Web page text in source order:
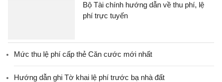
Bộ Tài chính hướng dẫn về thu phí, lệ
phí trực tuyến
Mức thu lệ phí cấp thẻ Căn cước mới nhất
Hướng dẫn ghi Tờ khai lệ phí trước bạ nhà đất